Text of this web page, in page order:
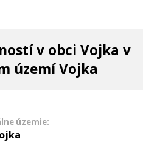
v obci Vojka v
území Vojka
územie: